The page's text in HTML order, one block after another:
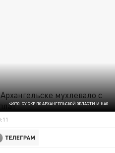
ФОТО: СУ СКР ПО АРХАНГЕЛЬСКОЙ ОБЛАСТИ И НАО